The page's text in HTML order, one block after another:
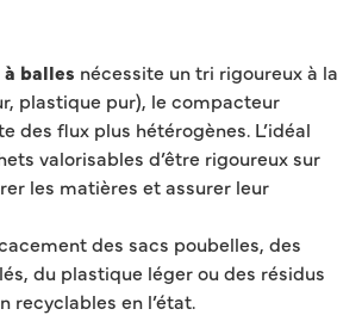
balles nécessite un tri rigoureux à la
plastique pur), le compacteur
des flux plus hétérogènes. L’idéal
valorisables d’être rigoureux sur
les matières et assurer leur
des sacs poubelles, des
du plastique léger ou des résidus
recyclables en l’état.